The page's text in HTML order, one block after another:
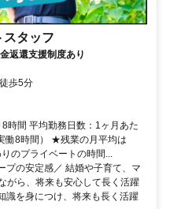
スタッフ
返還支援制度あり
歩5分
時間 平均勤務日数：1ヶ月あた
働8時間） ★残業の月平均は
のプライベートの時間...
プの安定感／ 結婚や子育て、マ
がら、将来も安心して長く活躍
を身につけ、将来も長く活躍